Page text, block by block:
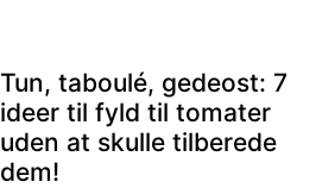
Tun, taboulé, gedeost: 7
ideer til fyld til tomater
uden at skulle tilberede
dem!